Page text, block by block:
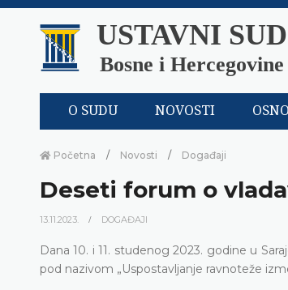
USTAVNI SUD
Bosne i Hercegovine
O SUDU NOVOSTI
Početna Novosti Događaji
Deseti forum o
13.11.2023. DOGAĐAJI
Dana 10. i 11. studenog 2023. godine u
pod nazivom „Uspostavljanje ravnoteže